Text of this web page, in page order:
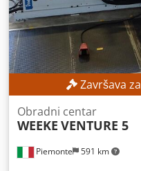
Završava za
Piemonte 591 km
Obradni centar
WEEKE VENTURE 5